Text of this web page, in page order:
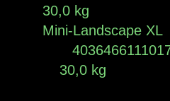
30,0 kg
Mini-Landscape
30,0 kg